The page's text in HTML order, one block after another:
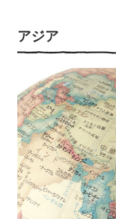
アジア